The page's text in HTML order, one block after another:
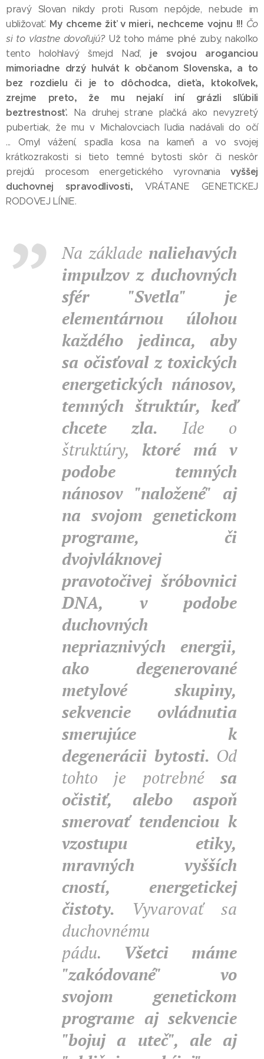
pravý Slovan nikdy proti Rusom nepôjde, nebude im
ubližovať. My chceme žiť v mieri, nechceme vojnu !!! Čo
si to vlastne dovoľujú?Už toho máme plné zuby, nakoľko
tento holohlavý šmejd Naď, je svojou aroganciou
mimoriadne drzý hulvát k občanom Slovenska, a to
bez rozdielu či je to dôchodca, dieťa, ktokoľvek,
zrejme preto, že mu nejakí iní grázli sľúbili
beztrestnosť.
Na druhej strane plačká ako nevyzretý
pubertiak, že mu v Michalovciach ľudia nadávali do očí
... Omyl vážení, spadla kosa na kameň a vo svojej
krátkozrakosti si tieto temné bytosti skôr či neskôr
prejdú procesom energetického vyrovnania vyššej
duchovnej spravodlivosti,VRÁTANE GENETICKEJ
RODOVEJ LÍNIE.
Na základe naliehavých
impulzov z duchovných
sfér "Svetla" je
elementárnou úlohou
každého jedinca, aby
sa očisťoval z toxických
energetických nánosov,
temných štruktúr, keď
chcete zla. Ide o
štruktúry, ktoré má v
podobe temných
nánosov "naložené" aj
na svojom genetickom
programe, či
dvojvláknovej
pravotočivej šróbovnici
DNA, v podobe
duchovných
nepriaznivých energii,
ako degenerované
metylové skupiny,
sekvencie ovládnutia
smerujúce k
degenerácii bytosti. Od
tohto je potrebné sa
očistiť, alebo aspoň
smerovať tendenciou k
vzostupu etiky,
mravných vyšších
cností, energetickej
čistoty. Vyvarovať sa
duchovnému
pádu. Všetci máme
"zakódované" vo
svojom genetickom
programe aj sekvencie
"bojuj a uteč", ale aj